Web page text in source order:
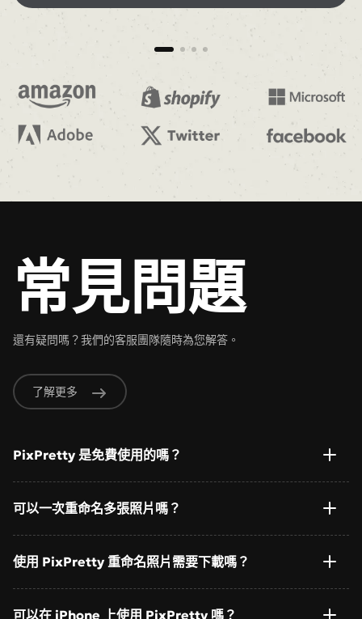
常見問題
還有疑問嗎？我們的客服團隊隨時為您解答。
了解更多
PixPretty 是免費使用的嗎？
可以一次重命名多張照片嗎？
使用 PixPretty 重命名照片需要下載嗎？
可以在 iPhone 上使用 PixPretty 嗎？